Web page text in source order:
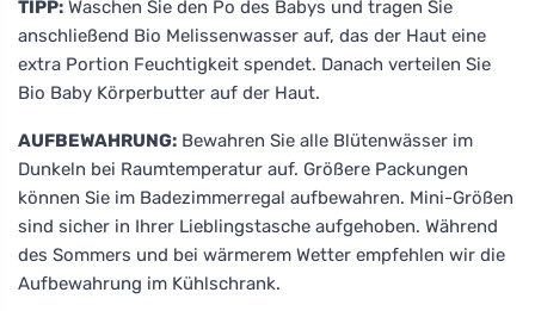
TIPP: Waschen Sie den Po des Babys und tragen Sie
anschließend Bio Melissenwasser auf, das der Haut eine
extra Portion Feuchtigkeit spendet. Danach verteilen Sie
Bio Baby Körperbutter auf der Haut.
AUFBEWAHRUNG: Bewahren Sie alle Blütenwässer im
Dunkeln bei Raumtemperatur auf. Größere Packungen
können Sie im Badezimmerregal aufbewahren. Mini-Größen
sind sicher in Ihrer Lieblingstasche aufgehoben. Während
des Sommers und bei wärmerem Wetter empfehlen wir die
Aufbewahrung im Kühlschrank.